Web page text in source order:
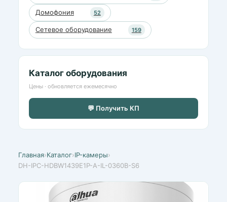
Домофония 52
Сетевое оборудование 159
Каталог оборудования
Цены · обновляется ежемесячно
💬 Получить КП
Главная›Каталог›IP-камеры›
DH-IPC-HDBW1439E1P-A-IL-0360B-S6